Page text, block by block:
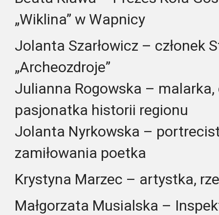
„Wiklina” w Wapnicy
Jolanta Szarłowicz – członek
„Archeozdroje”
Julianna Rogowska –
pasjonatka historii regionu
Jolanta Nyrkowska –
zamiłowania poetka
Krystyna Marzec – artystka,
Małgorzata Musialska –